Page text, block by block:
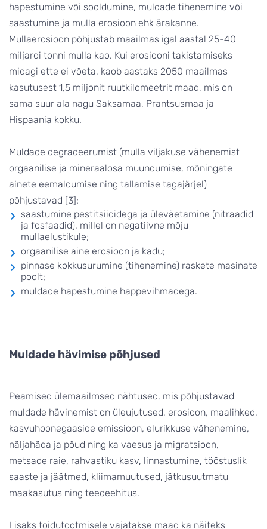
hapestumine või sooldumine, muldade tihenemine või
saastumine ja mulla erosioon ehk ärakanne.
Mullaerosioon põhjustab maailmas igal aastal 25-40
miljardi tonni mulla kao. Kui erosiooni takistamiseks
midagi ette ei võeta, kaob aastaks 2050 maailmas
kasutusest 1,5 miljonit ruutkilomeetrit maad, mis on
sama suur ala nagu Saksamaa, Prantsusmaa ja
Hispaania kokku.
Muldade degradeerumist (mulla viljakuse vähenemist
orgaanilise ja mineraalosa muundumise, mõningate
ainete eemaldumise ning tallamise tagajärjel)
põhjustavad [3]:
saastumine pestitsiididega ja üleväetamine (nitraadid
ja fosfaadid), millel on negatiivne mõju
mullaelustikule;
orgaanilise aine erosioon ja kadu;
pinnase kokkusurumine (tihenemine) raskete masinate
poolt;
muldade hapestumine happevihmadega.
Muldade hävimise põhjused
Peamised ülemaailmsed nähtused, mis põhjustavad
muldade hävinemist on üleujutused, erosioon, maalihked,
kasvuhoonegaaside emissioon, elurikkuse vähenemine,
näljahäda ja põud ning ka vaesus ja migratsioon,
metsade raie, rahvastiku kasv, linnastumine, tööstuslik
saaste ja jäätmed, kliimamuutused, jätkusuutmatu
maakasutus ning teedeehitus.
Lisaks toidutootmisele vajatakse maad ka näiteks